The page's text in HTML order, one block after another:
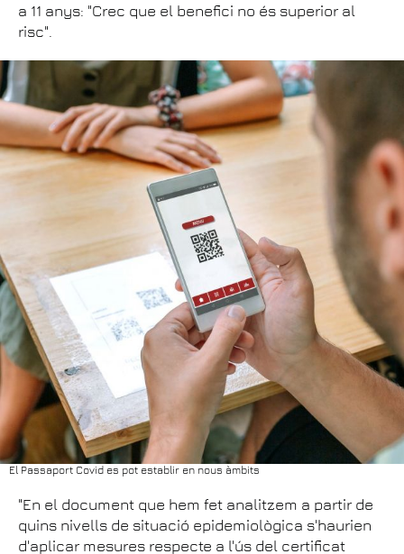
a 11 anys: "Crec que el benefici no és superior al
risc".
El Passaport Covid es pot establir en nous àmbits
"En el document que hem fet analitzem a partir de
quins nivells de situació epidemiològica s'haurien
d'aplicar mesures respecte a l'ús del certificat